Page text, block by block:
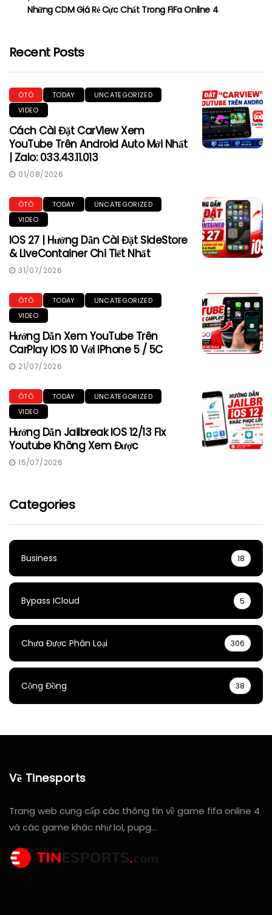
Những CDM Giá Rẻ Cực Chất Trong FiFa Online 4
Recent Posts
ÔTÔ TODAY
UNCATEGORIZED
VIDEO
Cách Cài Đặt CarView Xem
YouTube Trên Android Auto Mới Nhất
| Zalo: 033.43.11.013
01/08/2026
ÔTÔ TODAY
UNCATEGORIZED
VIDEO
IOS 27 | Hướng Dẫn Cài Đặt SideStore
& LiveContainer Chi Tiết Nhất
31/07/2026
ÔTÔ TODAY
UNCATEGORIZED
VIDEO
Hướng Dẫn Xem YouTube Trên
CarPlay IOS 10 Với IPhone 5 / 5C
21/07/2026
ÔTÔ TODAY
UNCATEGORIZED
VIDEO
Hướng Dẫn Jailbreak IOS 12/13 Fix
Youtube Không Xem Được
15/07/2026
Categories
Business 18
Bypass ICloud 5
Chưa Được Phân Loại 306
Cộng Đồng 38
Về Tinesports
Trang web cung cấp các thông tin về game fifa online 4
và các game khác như lol, pupg…